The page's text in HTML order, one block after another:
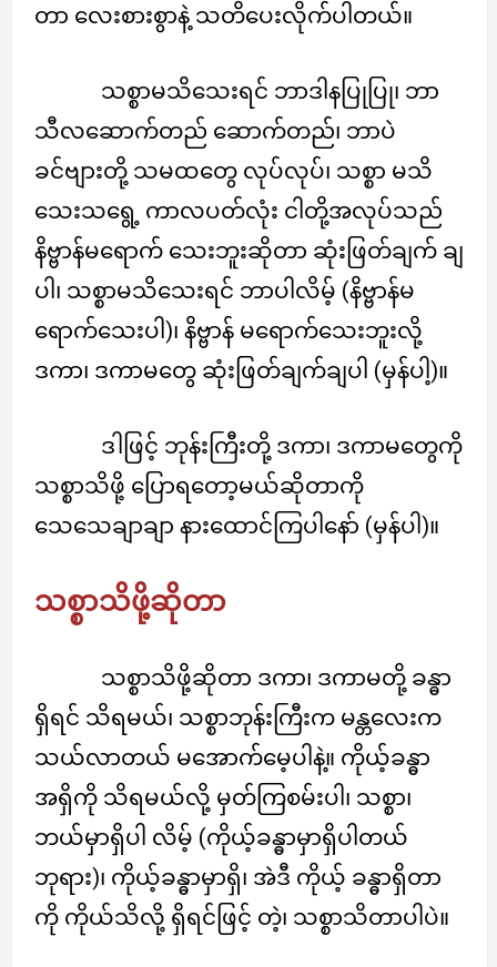
တာ လေးစားစွာနဲ့ သတိပေးလိုက်ပါတယ်။
သစ္စာမသိသေးရင် ဘာဒါနပြုပြု၊ ဘာ
သီလဆောက်တည် ဆောက်တည်၊ ဘာပဲ
ခင်ဗျားတို့ သမထတွေ လုပ်လုပ်၊ သစ္စာ မသိ
သေးသရွေ့ ကာလပတ်လုံး ငါတို့အလုပ်သည်
နိဗ္ဗာန်မရောက် သေးဘူးဆိုတာ ဆုံးဖြတ်ချက် ချ
ပါ၊ သစ္စာမသိသေးရင် ဘာပါလိမ့် (နိဗ္ဗာန်မ
ရောက်သေးပါ)၊ နိဗ္ဗာန် မရောက်သေးဘူးလို့
ဒကာ၊ ဒကာမတွေ ဆုံးဖြတ်ချက်ချပါ (မှန်ပါ့)။
ဒါဖြင့် ဘုန်းကြီးတို့ ဒကာ၊ ဒကာမတွေကို
သစ္စာသိဖို့ ပြောရတော့မယ်ဆိုတာကို
သေသေချာချာ နားထောင်ကြပါနော် (မှန်ပါ)။
သစ္စာသိဖို့ဆိုတာ
သစ္စာသိဖို့ဆိုတာ ဒကာ၊ ဒကာမတို့ ခန္ဓာ
ရှိရင် သိရမယ်၊ သစ္စာဘုန်းကြီးက မန္တလေးက
သယ်လာတယ် မအောက်မေ့ပါနဲ့။ ကိုယ့်ခန္ဓာ
အရှိကို သိရမယ်လို့ မှတ်ကြစမ်းပါ၊ သစ္စာ၊
ဘယ်မှာရှိပါ လိမ့် (ကိုယ့်ခန္ဓာမှာရှိပါတယ်
ဘုရား)၊ ကိုယ့်ခန္ဓာမှာရှိ၊ အဲဒီ ကိုယ့် ခန္ဓာရှိတာ
ကို ကိုယ်သိလို့ ရှိရင်ဖြင့် တဲ့၊ သစ္စာသိတာပါပဲ။